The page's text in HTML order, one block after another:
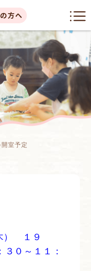
方へ
開室予定
） １９
０～１１：